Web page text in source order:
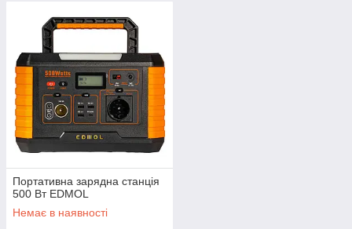
Портативна зарядна станція
500 Вт EDMOL
Немає в наявності